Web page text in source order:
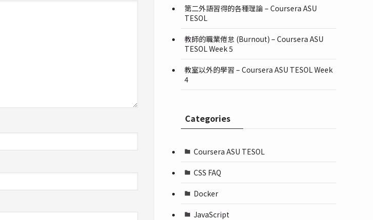
第二外語習得的各種理論 – Coursera ASU
TESOL
教師的職業倦怠 (Burnout) – Coursera ASU
TESOL Week 5
教室以外的學習 – Coursera ASU TESOL Week
4
Categories
Coursera ASU TESOL
CSS FAQ
Docker
JavaScript